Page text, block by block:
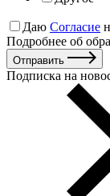
Даю Согласие
Подробнее об
Отправить
Подписка на